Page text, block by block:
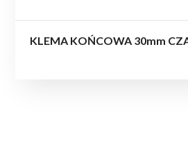
KLEMA KOŃCOWA 30mm